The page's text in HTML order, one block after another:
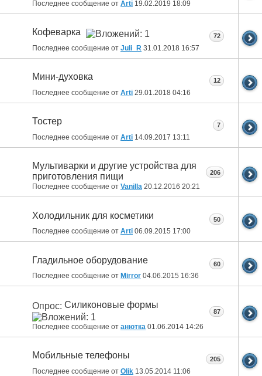
Последнее сообщение от Arti 19.02.2019 18:09
Кофеварка
Последнее сообщение от Juli_R 31.01.2018 16:57
72
Мини-духовка
Последнее сообщение от Arti 29.01.2018 04:16
12
Тостер
Последнее сообщение от Arti 14.09.2017 13:11
7
Мультиварки и другие устройства для
приготовления пищи
Последнее сообщение от Vanilla 20.12.2016 20:21
206
Холодильник для косметики
Последнее сообщение от Arti 06.09.2015 17:00
50
Гладильное оборудование
Последнее сообщение от Mirror 04.06.2015 16:36
60
Опрос: Силиконовые формы
Последнее сообщение от анютка 01.06.2014 14:26
87
Мобильные телефоны
Последнее сообщение от Olik 13.05.2014 11:06
205